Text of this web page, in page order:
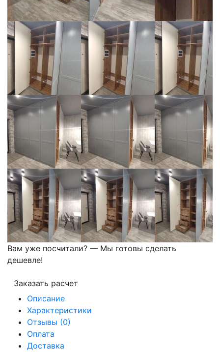
Вам уже посчитали? — Мы готовы сделать
дешевле!
Заказать расчет
Описание
Характеристики
Отзывы (0)
Оплата
Доставка